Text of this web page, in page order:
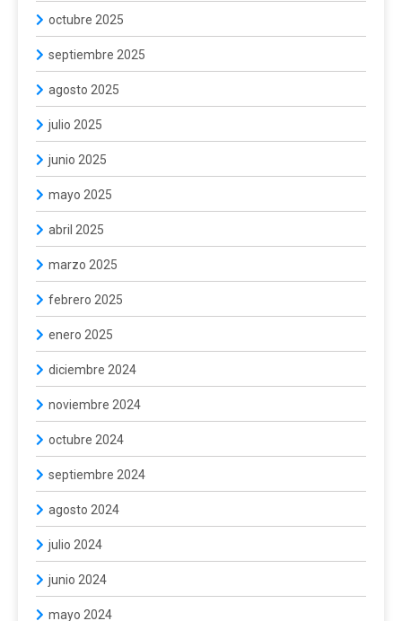
octubre 2025
septiembre 2025
agosto 2025
julio 2025
junio 2025
mayo 2025
abril 2025
marzo 2025
febrero 2025
enero 2025
diciembre 2024
noviembre 2024
octubre 2024
septiembre 2024
agosto 2024
julio 2024
junio 2024
mayo 2024